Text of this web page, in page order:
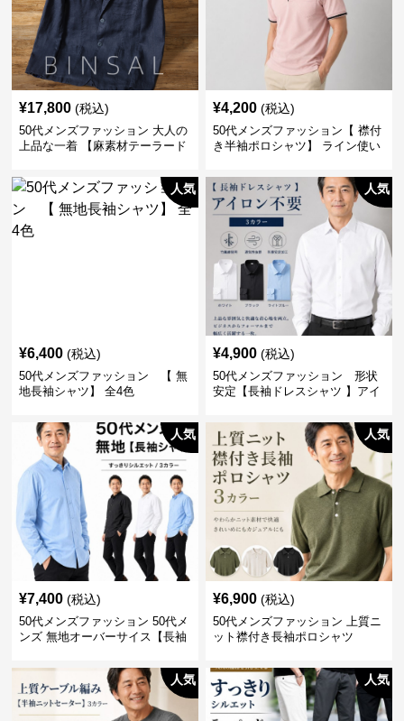
¥17,800 (税込)
50代メンズファッション 大人の
上品な一着 【麻素材テーラード
¥4,200 (税込)
50代メンズファッション【 襟付
き半袖ポロシャツ】 ライン使い
人気
¥6,400 (税込)
50代メンズファッション 【 無
地長袖シャツ】 全4色
人気
¥4,900 (税込)
50代メンズファッション 形状
安定【長袖ドレスシャツ 】アイ
人気
¥7,400 (税込)
50代メンズファッション 50代メ
ンズ 無地オーバーサイス【長袖
人気
¥6,900 (税込)
50代メンズファッション 上質ニ
ット襟付き長袖ポロシャツ
人気 人気